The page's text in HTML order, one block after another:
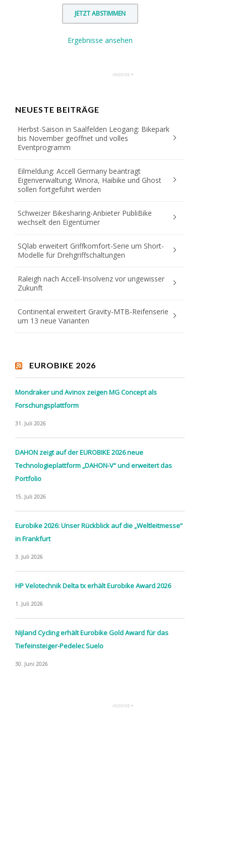
Ergebnisse ansehen
NEUESTE BEITRÄGE
Herbst-Saison in Saalfelden Leogang: Bikepark
bis November geöffnet und volles
Eventprogramm
Eilmeldung: Accell Germany beantragt
Eigenverwaltung; Winora, Haibike und Ghost
sollen fortgeführt werden
Schweizer Bikesharing-Anbieter PubliBike
wechselt den Eigentümer
SQlab erweitert Griffkomfort-Serie um Short-
Modelle für Drehgriffschaltungen
Raleigh nach Accell-Insolvenz vor ungewisser
Zukunft
Continental erweitert Gravity-MTB-Reifenserie
um 13 neue Varianten
EUROBIKE 2026
Mondraker und Avinox zeigen MG Concept als
Forschungsplattform
31. Juli 2026
DAHON zeigt auf der EUROBIKE 2026 neue
Technologieplattform „DAHON-V“ und erweitert das
Portfolio
15. Juli 2026
Eurobike 2026: Unser Rückblick auf die „Weltleitmesse“
in Frankfurt
3. Juli 2026
HP Velotechnik Delta tx erhält Eurobike Award 2026
1. Juli 2026
Nijland Cycling erhält Eurobike Gold Award für das
Tiefeinsteiger-Pedelec Suelo
30. Juni 2026